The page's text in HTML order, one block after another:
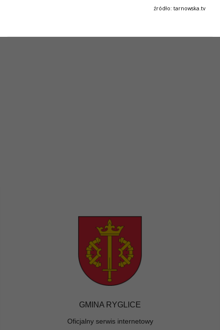
źródło: tarnowska.tv
GMINA RYGLICE
Oficjalny serwis internetowy